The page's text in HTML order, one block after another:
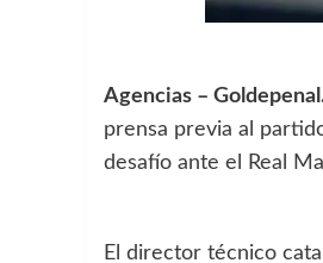
Agencias –
prensa previa al
desafío ante el Real
El director técnico